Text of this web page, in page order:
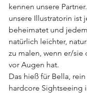
kennen unsere
unsere Illustratorin ist
beheimatet und
natürlich leichter,
zu malen, wenn er/sie
vor Augen hat.
Das hieß für Bella,
hardcore Sightseeing